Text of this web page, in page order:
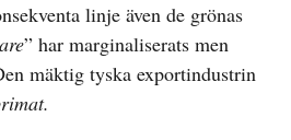
linje även de grönas
” har marginaliserats men
mäktig tyska exportindustrin